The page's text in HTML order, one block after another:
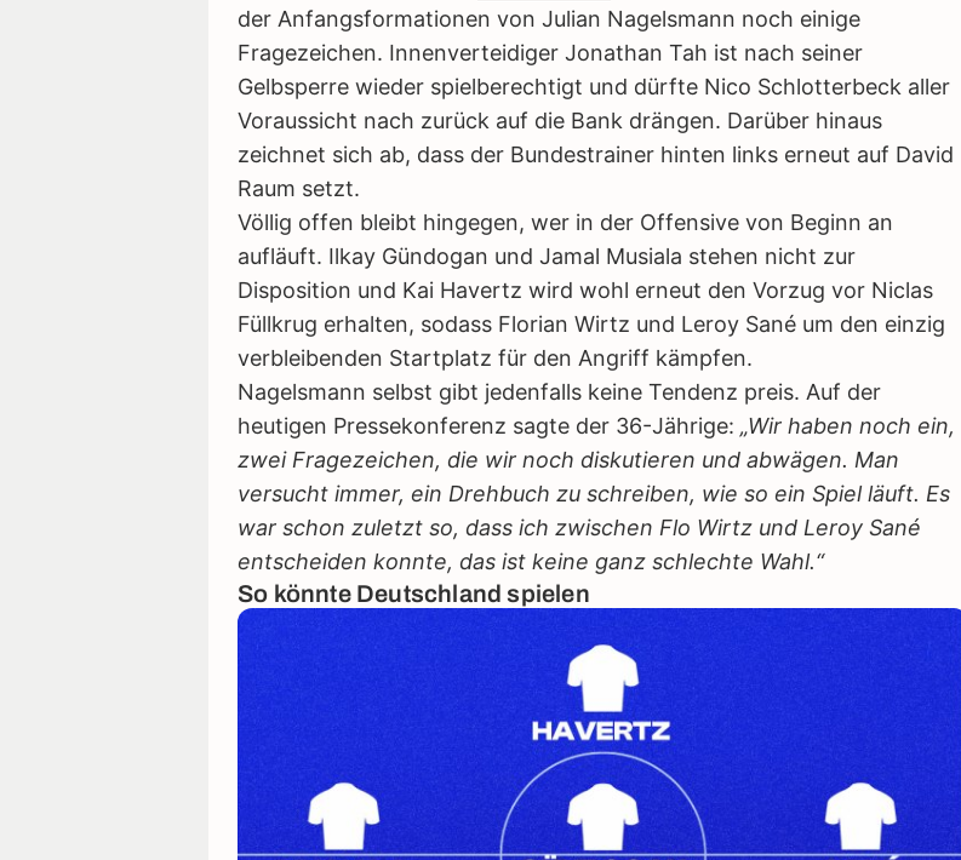
der Anfangsformationen von Julian Nagelsmann noch einige
Fragezeichen. Innenverteidiger Jonathan Tah ist nach seiner
Gelbsperre wieder spielberechtigt und dürfte Nico Schlotterbeck aller
Voraussicht nach zurück auf die Bank drängen. Darüber hinaus
zeichnet sich ab, dass der Bundestrainer hinten links erneut auf David
Raum setzt.
Völlig offen bleibt hingegen, wer in der Offensive von Beginn an
aufläuft. Ilkay Gündogan und Jamal Musiala stehen nicht zur
Disposition und Kai Havertz wird wohl erneut den Vorzug vor Niclas
Füllkrug erhalten, sodass Florian Wirtz und Leroy Sané um den einzig
verbleibenden Startplatz für den Angriff kämpfen.
Nagelsmann selbst gibt jedenfalls keine Tendenz preis. Auf der
heutigen Pressekonferenz sagte der 36-Jährige: „Wir haben noch ein,
zwei Fragezeichen, die wir noch diskutieren und abwägen. Man
versucht immer, ein Drehbuch zu schreiben, wie so ein Spiel läuft. Es
war schon zuletzt so, dass ich zwischen Flo Wirtz und Leroy Sané
entscheiden konnte, das ist keine ganz schlechte Wahl.“
So könnte Deutschland spielen